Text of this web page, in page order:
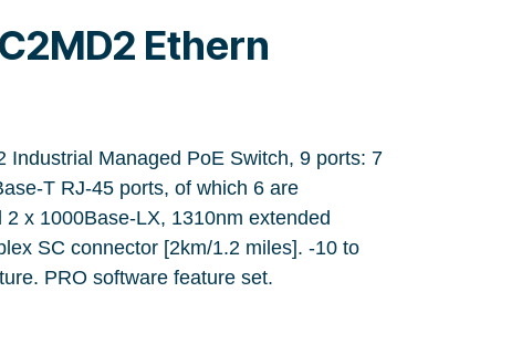
Ethern
Industrial Managed PoE Switch, 9 ports: 7
T RJ-45 ports, of which 6 are
x 1000Base-LX, 1310nm extended
SC connector [2km/1.2 miles]. -10 to
PRO software feature set.